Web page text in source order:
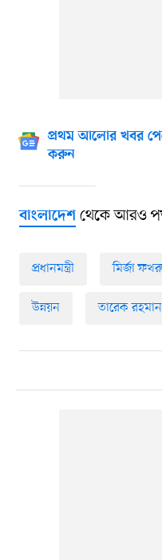
প্রথম আলোর খবর
করুন
বাংলাদেশথেকে আরও
প্রধানমন্ত্রী মির্জা
উন্নয়ন তারেক রহমান